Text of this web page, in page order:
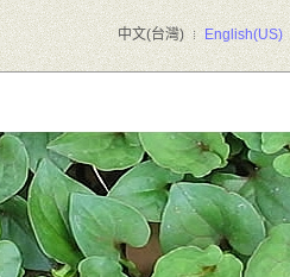
中文(台灣)
English(US)